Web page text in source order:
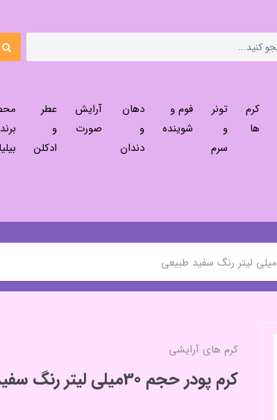
کرم
ها
تونر
و
سرم
فوم و
شوینده
دهان
و
دندان
آرایش
صورت
عطر
و
ادکلن
برند
کرم های آرایشی
کرم پودر حجم 30میلی لیتر رنگ سفید طبیعی